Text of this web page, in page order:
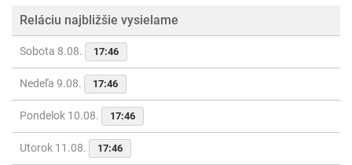
Reláciu najbližšie vysielame
Sobota 8.08. 17:46
Nedeľa 9.08. 17:46
Pondelok 10.08. 17:46
Utorok 11.08. 17:46